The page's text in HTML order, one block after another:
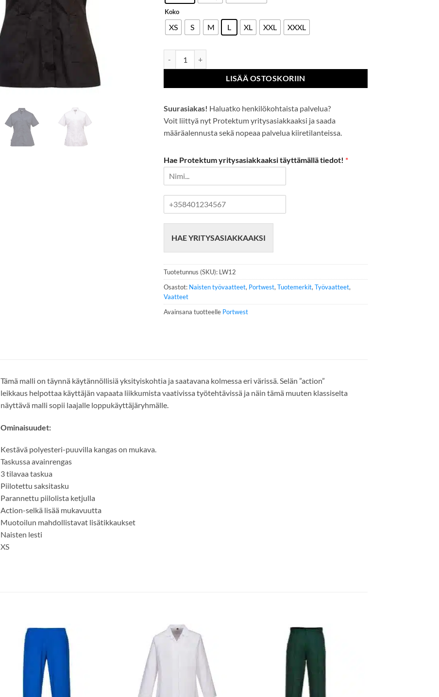
Koko
XS S M L XL XXL XXXL
LISÄÄ OSTOSKORIIN
Suurasiakas! Haluatko henkilökohtaista palvelua?
Voit liittyä nyt Protektum yritysasiakkaaksi ja saada
määräalennusta sekä nopeaa palvelua kiiretilanteissa.
Hae Protektum yritysasiakkaaksi täyttämällä tiedot! *
n
u
m
e
r
o
HAE YRITYSASIAKKAAKSI
Tuotetunnus (SKU): LW12
Osastot: Naisten työvaatteet, Portwest, Tuotemerkit, Työvaatteet,
Vaatteet
Avainsana tuotteelle Portwest
Tämä malli on täynnä käytännöllisiä yksityiskohtia ja saatavana kolmessa eri värissä. Selän ”action”
leikkaus helpottaa käyttäjän vapaata liikkumista vaativissa työtehtävissä ja näin tämä muuten klassiselta
näyttävä malli sopii laajalle loppukäyttäjäryhmälle.
Ominaisuudet:
Kestävä polyesteri-puuvilla kangas on mukava.
Taskussa avainrengas
3 tilavaa taskua
Piilotettu saksitasku
Parannettu piilolista ketjulla
Action-selkä lisää mukavuutta
Muotoilun mahdollistavat lisätikkaukset
Naisten lesti
XS